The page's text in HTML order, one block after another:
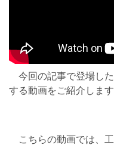
今回の記事で登場し
する動画をご紹介します
こちらの動画では、